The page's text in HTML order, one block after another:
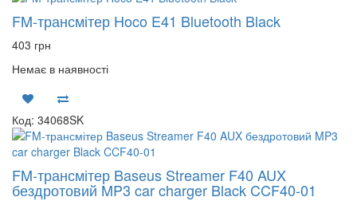
FM-трансмітер Hoco E41 Bluetooth Black
403 грн
Немає в наявності
Код: 34068SK
FM-трансмітер Baseus Streamer F40 AUX
бездротовий MP3 car charger Black CCF40-01